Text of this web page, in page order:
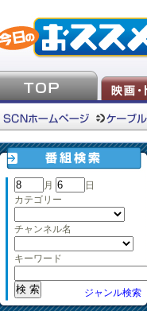
月
日
カテゴリー
チャンネル名
キーワード
ジャンル検索